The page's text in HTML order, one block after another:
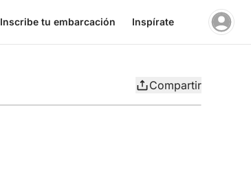
Inscribe tu embarcación Inspírate
Compartir